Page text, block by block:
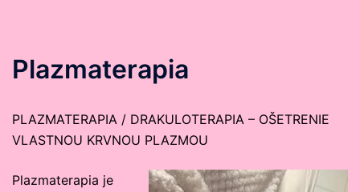
Plazmaterapia
PLAZMATERAPIA / DRAKULOTERAPIA – OŠETRENIE
VLASTNOU KRVNOU PLAZMOU
Plazmaterapia je